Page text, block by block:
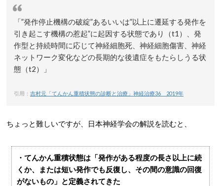
「”発作停止機構の破綻”あるいいは”以上に遷延する発作を
引き起こす機構の惹起”に起因する状態であり（t1）、発
作型と持続時間に応じて神経細胞死、神経細胞傷害、神経
ネットワーク変化などの長期的な後遺症をもたらしうる状
態（t2）」
引用： 吉村元「てんかん重積状態の診断と治療」神経治療36 2019年
ちょっと難しいですが、日本神経学会の解説を読むと、
・てんかん重積状態は「発作がある程度の長さ以上に続
くか、または短い発作でも反復し、その間の意識の回復
がないもの」と定義されてきた